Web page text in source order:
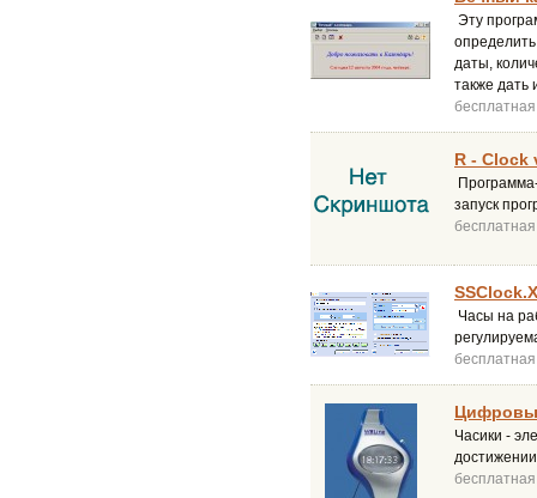
Эту
даты,
также дать
бесплатная
R - Clock
запуск
бесплатная
Часы на
бесплатная
Часики -
бесплатная